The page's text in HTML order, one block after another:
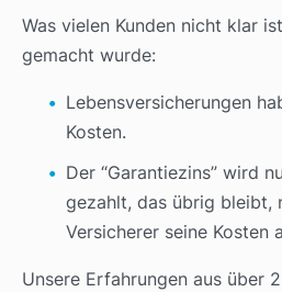
Was vielen Kunden nicht klar
gemacht wurde:
Lebensversicherungen
Kosten.
Der “Garantiezins” wird
gezahlt, das übrig bleibt,
Versicherer seine Kosten
Unsere Erfahrungen aus über